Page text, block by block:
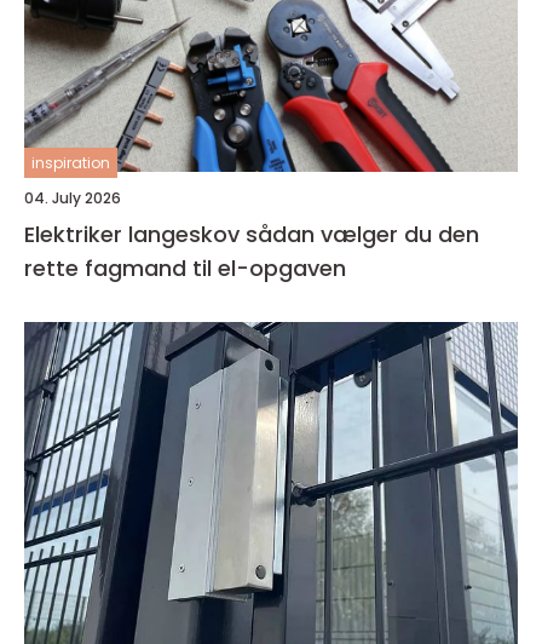
inspiration
04. July 2026
Elektriker langeskov sådan vælger du den
rette fagmand til el-opgaven